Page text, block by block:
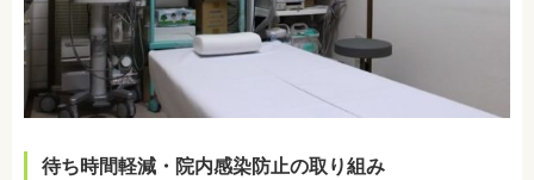
待ち時間軽減・院内感染防止の取り組み